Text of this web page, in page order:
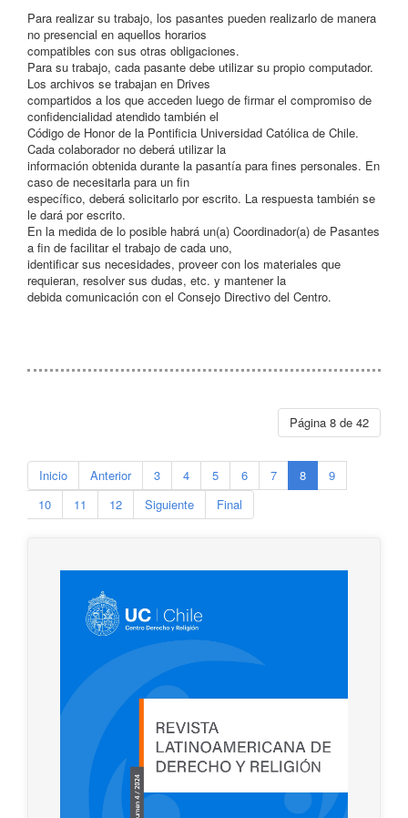
Para realizar su trabajo, los pasantes pueden realizarlo de manera
no presencial en aquellos horarios
compatibles con sus otras obligaciones.
Para su trabajo, cada pasante debe utilizar su propio computador.
Los archivos se trabajan en Drives
compartidos a los que acceden luego de firmar el compromiso de
confidencialidad atendido también el
Código de Honor de la Pontificia Universidad Católica de Chile.
Cada colaborador no deberá utilizar la
información obtenida durante la pasantía para fines personales. En
caso de necesitarla para un fin
específico, deberá solicitarlo por escrito. La respuesta también se
le dará por escrito.
En la medida de lo posible habrá un(a) Coordinador(a) de Pasantes
a fin de facilitar el trabajo de cada uno,
identificar sus necesidades, proveer con los materiales que
requieran, resolver sus dudas, etc. y mantener la
debida comunicación con el Consejo Directivo del Centro.
Página 8 de 42
Inicio Anterior 3 4 5 6 7 8
9
10
11 12 Siguiente Final